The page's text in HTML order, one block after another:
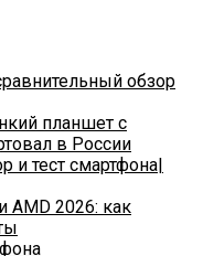
обзор
планшет с
в России
и тест смартфона|
AMD 2026: как